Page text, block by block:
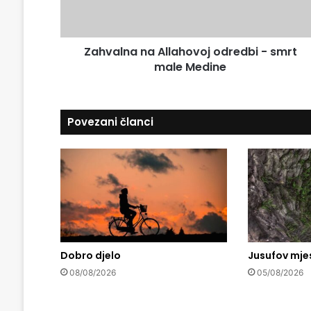
d
n
a
o
o
j
d
r
e
d
b
Zahvalna na Allahovoj odredbi - smrt
male Medine
Povezani članci
Dobro djelo
08/08/2026
Jusufov
05/08/2026